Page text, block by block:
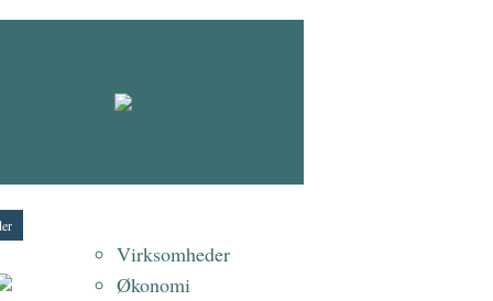
Virksomheder
Økonomi